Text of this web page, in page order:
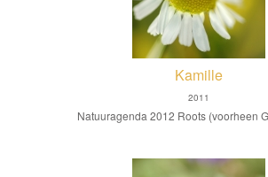
Kamille
2011
Natuuragenda 2012 Roots (voorheen